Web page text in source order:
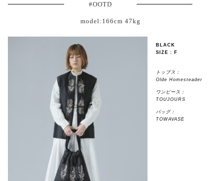
#OOTD
model:166cm 47kg
BLACK
SIZE : F
トップス：
Olde Homesteader
ワンピース：
TOUJOURS
バッグ：
TOWAVASE